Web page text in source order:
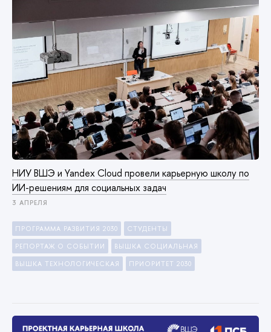
НИУ ВШЭ и Yandex Cloud провели карьерную школу по
ИИ-решениям для социальных задач
3 АПРЕЛЯ
ПРОГРАММА РАЗВИТИЯ 2030 СТУДЕНТЫ
РЕПОРТАЖ О СОБЫТИИ ВЫШКА СОЦИАЛЬНАЯ
ВЫШКА ТЕХНОЛОГИЧЕСКАЯ ПРИОРИТЕТ 2030